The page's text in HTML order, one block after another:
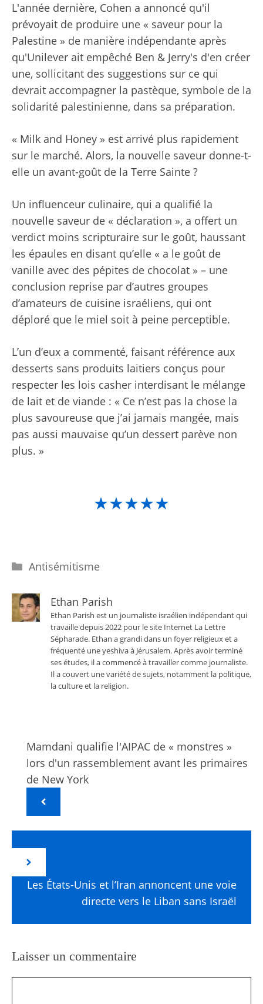
L'année dernière, Cohen a annoncé qu'il
prévoyait de produire une « saveur pour la
Palestine » de manière indépendante après
qu'Unilever ait empêché Ben & Jerry's d'en créer
une, sollicitant des suggestions sur ce qui
devrait accompagner la pastèque, symbole de la
solidarité palestinienne, dans sa préparation.
« Milk and Honey » est arrivé plus rapidement
sur le marché. Alors, la nouvelle saveur donne-t-
elle un avant-goût de la Terre Sainte ?
Un influenceur culinaire, qui a qualifié la
nouvelle saveur de « déclaration », a offert un
verdict moins scripturaire sur le goût, haussant
les épaules en disant qu’elle « a le goût de
vanille avec des pépites de chocolat » – une
conclusion reprise par d’autres groupes
d’amateurs de cuisine israéliens, qui ont
déploré que le miel soit à peine perceptible.
L’un d’eux a commenté, faisant référence aux
desserts sans produits laitiers conçus pour
respecter les lois casher interdisant le mélange
de lait et de viande : « Ce n’est pas la chose la
plus savoureuse que j’ai jamais mangée, mais
pas aussi mauvaise qu’un dessert parève non
plus. »
★★★★★
Catégories
Antisémitisme
Ethan Parish
Ethan Parish est un journaliste israélien indépendant qui
travaille depuis 2022 pour le site Internet La Lettre
Sépharade. Ethan a grandi dans un foyer religieux et a
fréquenté une yeshiva à Jérusalem. Après avoir terminé
ses études, il a commencé à travailler comme journaliste.
Il a couvert une variété de sujets, notamment la politique,
la culture et la religion.
Mamdani qualifie l'AIPAC de « monstres »
lors d'un rassemblement avant les primaires
de New York
Les États-Unis et l’Iran annoncent une voie
directe vers le Liban sans Israël
Laisser un commentaire